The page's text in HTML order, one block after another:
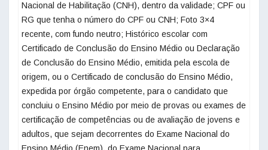
Nacional de Habilitação (CNH), dentro da validade; CPF ou
RG que tenha o número do CPF ou CNH; Foto 3×4
recente, com fundo neutro; Histórico escolar com
Certificado de Conclusão do Ensino Médio ou Declaração
de Conclusão do Ensino Médio, emitida pela escola de
origem, ou o Certificado de conclusão do Ensino Médio,
expedida por órgão competente, para o candidato que
concluiu o Ensino Médio por meio de provas ou exames de
certificação de competências ou de avaliação de jovens e
adultos, que sejam decorrentes do Exame Nacional do